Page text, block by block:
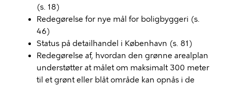
(s. 18)
Redegørelse for nye mål for boligbyggeri (s.
46)
Status på detailhandel i København (s. 81)
Redegørelse af, hvordan den grønne arealplan
understøtter at målet om maksimalt 300 meter
til et grønt eller blåt område kan opnås i de